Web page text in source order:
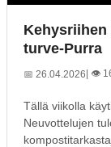
Kehysriihen
turve-Purra
📅 26.04.2026| 👁️
Tällä viikolla
Neuvottelujen